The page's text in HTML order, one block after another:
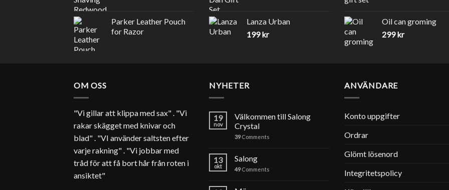
Parker Leather Pouch
for Razor
Lanza Urban
199kr
Oil can groming
299kr
OM OSS
"Vi gillar att klippa med sax" . "Vi
rakar skägget med knivar och
blad" . "VI använder saltsten efter
varje rakning" . "Vi jobbar med
tråd för att få bort hår från roten i
ansiktet"
NYHETER
19
nov
Välkommen till Salong
Crystal
39Comments
13
okt
Salong
49Comments
ANVÄNDARE
Konto uppgifter
Ordrar
Glömt lösenord
Integritetspolicy